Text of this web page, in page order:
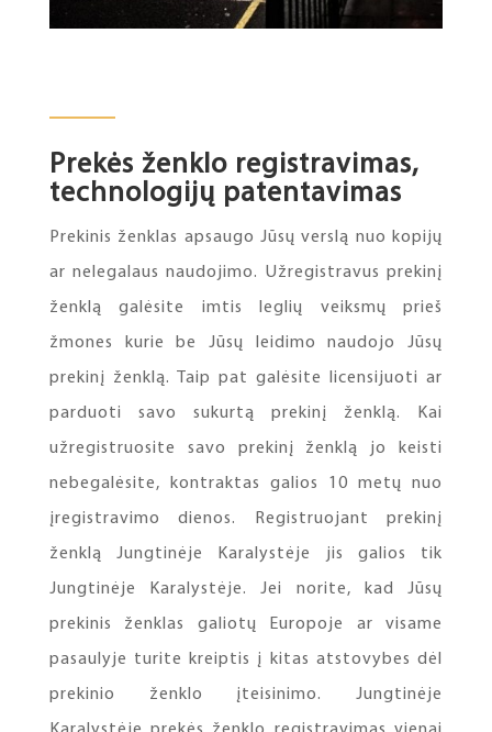
Prekės ženklo registravimas,
technologijų patentavimas
Prekinis ženklas apsaugo Jūsų verslą nuo kopijų
ar nelegalaus naudojimo. Užregistravus prekinį
ženklą galėsite imtis leglių veiksmų prieš
žmones kurie be Jūsų leidimo naudojo Jūsų
prekinį ženklą. Taip pat galėsite licensijuoti ar
parduoti savo sukurtą prekinį ženklą. Kai
užregistruosite savo prekinį ženklą jo keisti
nebegalėsite, kontraktas galios 10 metų nuo
įregistravimo dienos. Registruojant prekinį
ženklą Jungtinėje Karalystėje jis galios tik
Jungtinėje Karalystėje. Jei norite, kad Jūsų
prekinis ženklas galiotų Europoje ar visame
pasaulyje turite kreiptis į kitas atstovybes dėl
prekinio ženklo įteisinimo. Jungtinėje